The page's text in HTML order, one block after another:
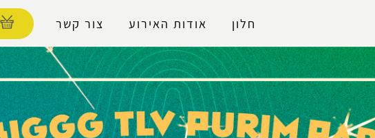
חלון אודות האירוע צור קשר